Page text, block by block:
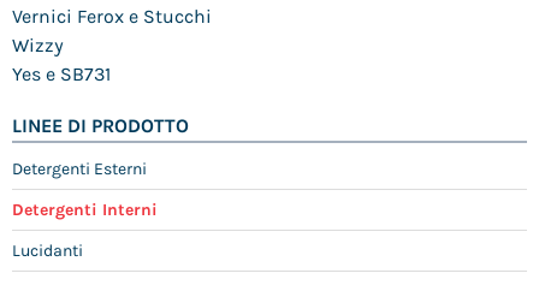
Vernici Ferox e Stucchi
Wizzy
Yes e SB731
LINEE DI PRODOTTO
Detergenti Esterni
Detergenti Interni
Lucidanti